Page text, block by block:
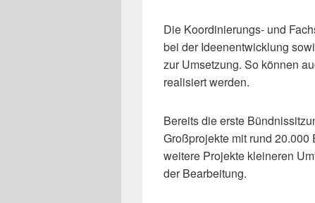
Die Koordinierungs- und
bei der Ideenentwicklung
zur Umsetzung. So können
realisiert werden.
Bereits die erste
Großprojekte mit rund
weitere Projekte kleineren
der Bearbeitung.